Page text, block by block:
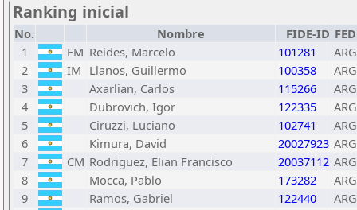
Ranking inicial
No. Nombre FIDE-ID FED
1
FM Reides, Marcelo 101281
ARG
2
IM Llanos, Guillermo 100358
ARG
3
Axarlian, Carlos 115266
ARG
4
Dubrovich, Igor 122335
ARG
5
Ciruzzi, Luciano 102741
ARG
6
Kimura, David 20027923 ARG
7
CM Rodriguez, Elian Francisco 20037112 ARG
8
Mocca, Pablo 173282
ARG
9
Ramos, Gabriel 122440
ARG